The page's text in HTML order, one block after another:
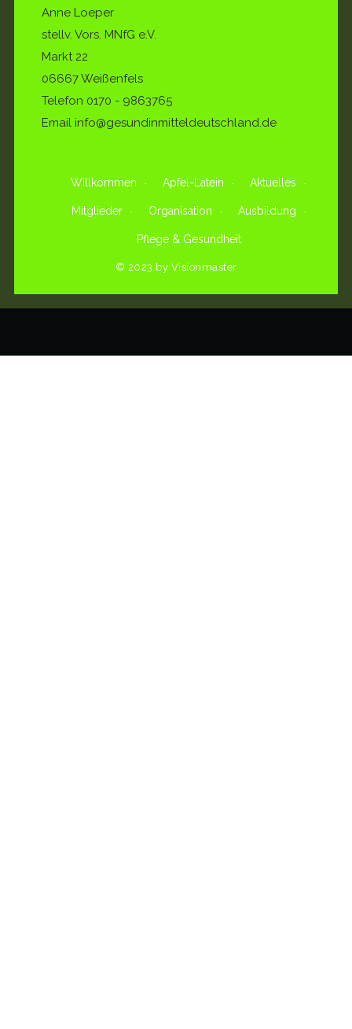
Anne Loeper
stellv. Vors. MNfG e.V.
Markt 22
06667 Weißenfels
Telefon 0170 - 9863765
Email info@gesundinmitteldeutschland.de
Willkommen Apfel-Latein Aktuelles
Mitglieder Organisation Ausbildung
Pflege & Gesundheit
© 2023 by Visionmaster